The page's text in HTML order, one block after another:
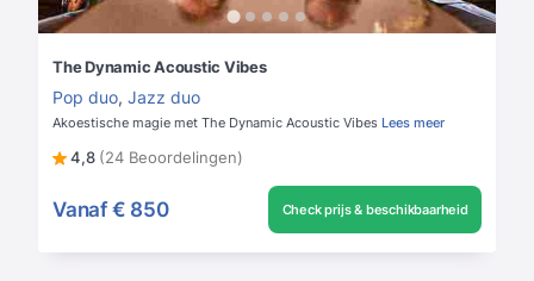
The Dynamic Acoustic Vibes
Pop duo, Jazz duo
Akoestische magie met The Dynamic Acoustic Vibes Lees meer
4,8 (24 Beoordelingen)
Vanaf € 850 Check prijs & beschikbaarheid